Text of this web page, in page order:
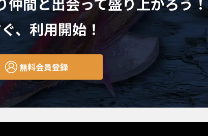
、利用開始！
無料会員登録